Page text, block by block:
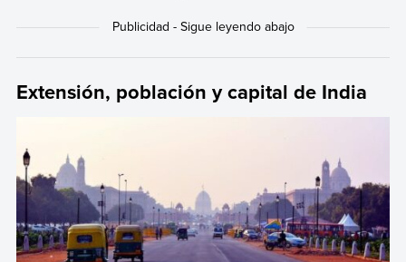
Extensión, población y capital de India